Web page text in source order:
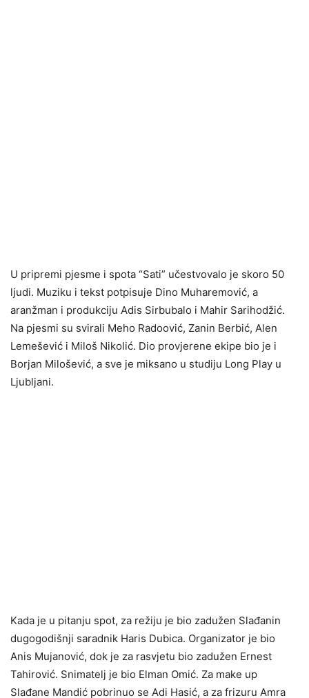
U pripremi pjesme i spota “Sati” učestvovalo je skoro 50
ljudi. Muziku i tekst potpisuje Dino Muharemović, a
aranžman i produkciju Adis Sirbubalo i Mahir Sarihodžić.
Na pjesmi su svirali Meho Radoović, Zanin Berbić, Alen
Lemešević i Miloš Nikolić. Dio provjerene ekipe bio je i
Borjan Milošević, a sve je miksano u studiju Long Play u
Ljubljani.
Kada je u pitanju spot, za režiju je bio zadužen Slađanin
dugogodišnji saradnik Haris Dubica. Organizator je bio
Anis Mujanović, dok je za rasvjetu bio zadužen Ernest
Tahirović. Snimatelj je bio Elman Omić. Za make up
Slađane Mandić pobrinuo se Adi Hasić, a za frizuru Amra